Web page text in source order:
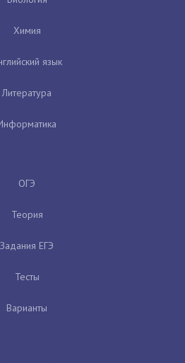
Химия
язык
Литература
ОГЭ
Теория
Задания ЕГЭ
Тесты
Варианты